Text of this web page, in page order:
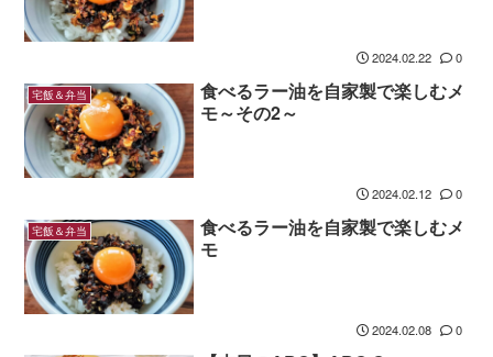
2024.02.22 0
宅飯＆弁当
食べるラー油を自家製で楽しむメ
モ～その2～
2024.02.12 0
宅飯＆弁当
食べるラー油を自家製で楽しむメ
モ
2024.02.08 0